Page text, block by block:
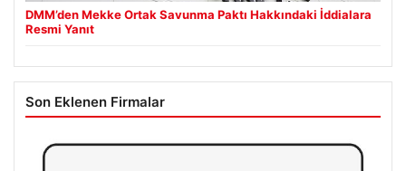
DMM’den Mekke Ortak Savunma Paktı Hakkındaki İddialara
Resmi Yanıt
Son Eklenen Firmalar